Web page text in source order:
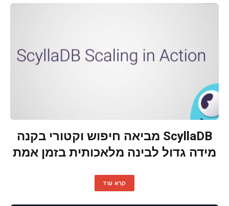
ScyllaDB מביאה חיפוש וקטורי בקנה
מידה גדול לבינה מלאכותית בזמן אמת
קרא עוד